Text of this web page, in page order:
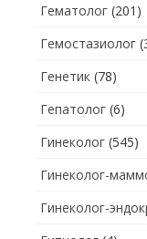
Гематолог (201)
Гемостазиолог
Генетик (78)
Гепатолог (6)
Гинеколог (545)
Гинеколог-
Гинеколог-